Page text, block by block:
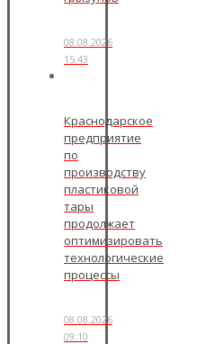
08.08.2026
15:43
Краснодарское
предприятие
по
производству
пластиковой
тары
продолжает
оптимизировать
технологические
процессы
08.08.2026
09:10